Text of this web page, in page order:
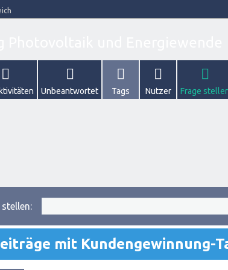
Unbeantwortet Tags Nutzer Frage
stellen:
mit Kundengewinnung-